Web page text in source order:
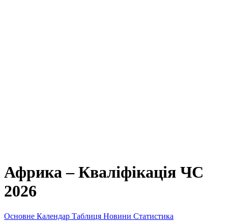
Африка – Кваліфікація ЧС
2026
Основне Календар Таблиця Новини Статистика